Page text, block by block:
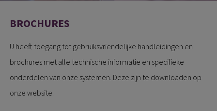
BROCHURES
U heeft toegang tot gebruiksvriendelijke handleidingen en
brochures met alle technische informatie en specifieke
onderdelen van onze systemen. Deze zijn te downloaden op
onze website.